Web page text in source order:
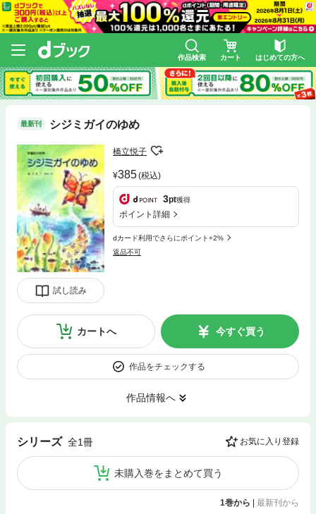
作品検索 カート はじめての方へ
最新刊 シジミガイのゆめ
試し読み
橋立悦子
385(税込)
3pt獲得
ポイント詳細
dカード利用でさらにポイント+2%
返品不可
カートへ 今すぐ買う
作品をチェックする
作品情報へ
シリーズ 全1冊 お気に入り登録
未購入巻をまとめて買う
1巻から 最新刊から